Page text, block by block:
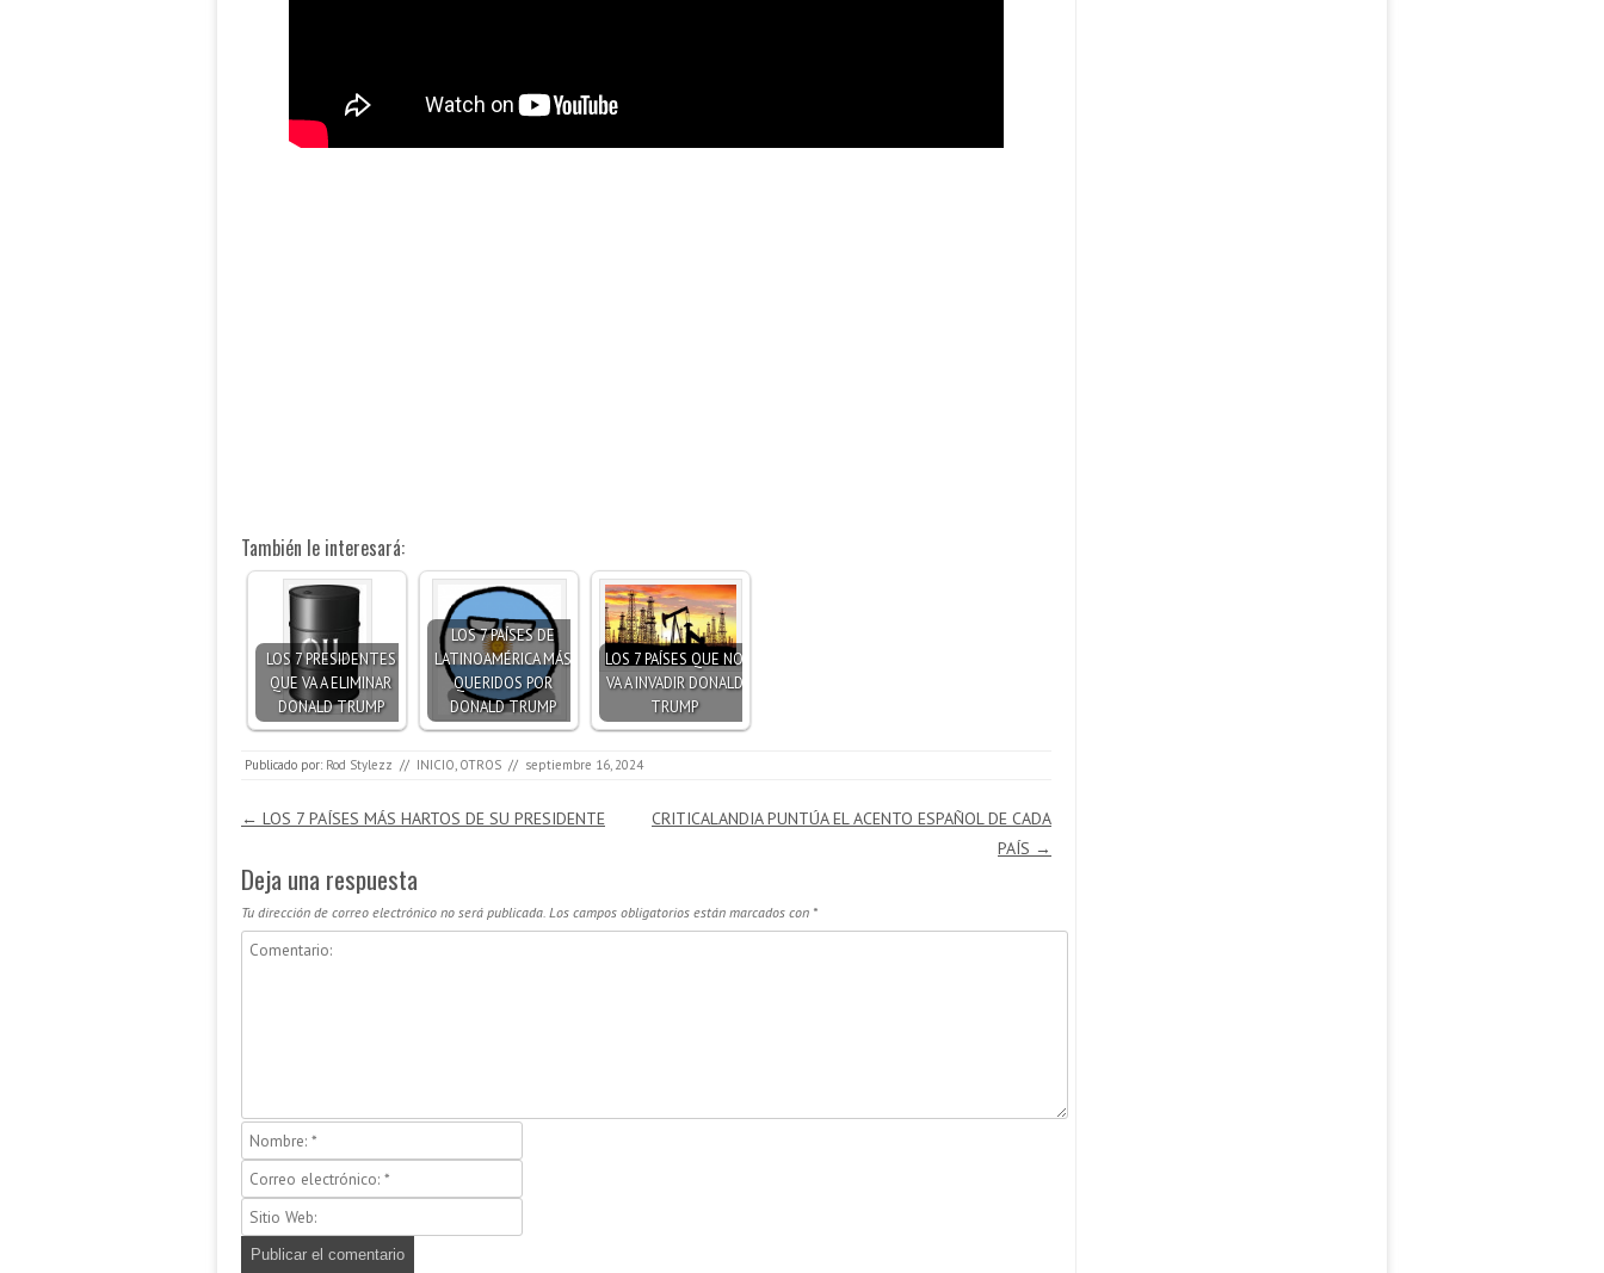
También le interesará:
LOS 7 PRESIDENTES
QUE VA A ELIMINAR
DONALD TRUMP
LOS 7 PAÍSES DE
LATINOAMÉRICA MÁS
QUERIDOS POR
DONALD TRUMP
LOS 7 PAÍSES QUE NO
VA A INVADIR DONALD
TRUMP
Publicado por: Rod Stylezz // INICIO OTROS // septiembre 16, 2024
Navegación de entradas
← LOS 7 PAÍSES MÁS HARTOS DE SU PRESIDENTE
CRITICALANDIA PUNTÚA EL ACENTO ESPAÑOL DE CADA
PAÍS →
Deja una respuesta
Tu dirección de correo electrónico no será publicada. Los campos obligatorios están marcados con *